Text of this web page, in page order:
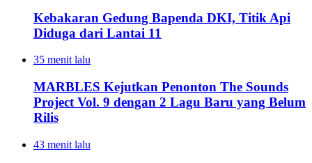
Kebakaran Gedung Bapenda DKI, Titik Api
Diduga dari Lantai 11
35 menit lalu
MARBLES Kejutkan Penonton The Sounds
Project Vol. 9 dengan 2 Lagu Baru yang Belum
Rilis
43 menit lalu